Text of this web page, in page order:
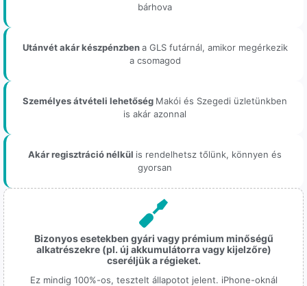
bárhova
Utánvét akár készpénzbena GLS futárnál, amikor megérkezik
a csomagod
Személyes átvételi lehetőség Makói és Szegedi üzletünkben
is akár azonnal
Akár regisztráció nélkül is rendelhetsz tőlünk, könnyen és
gyorsan
Bizonyos esetekben gyári vagy prémium minőségű
alkatrészekre (pl. új akkumulátorra vagy kijelzőre)
cseréljük a régieket.
Ez mindig 100%-os, tesztelt állapotot jelent. iPhone-oknál